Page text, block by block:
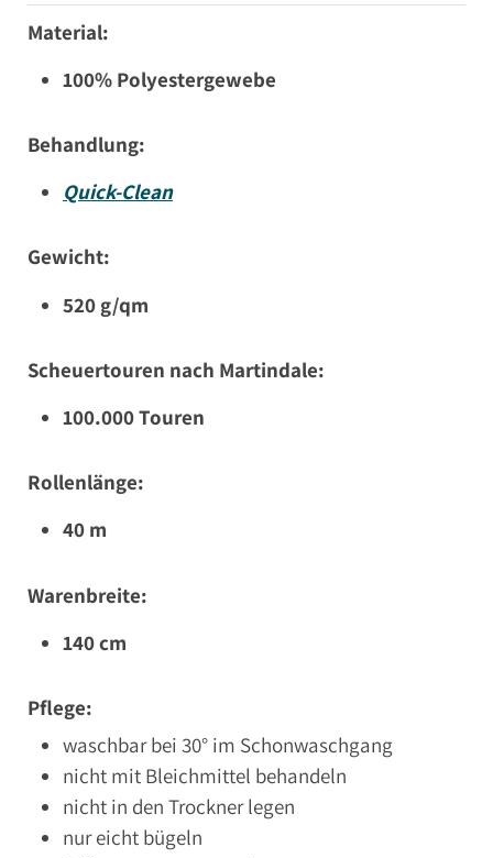
Material:
100% Polyestergewebe
Behandlung:
Quick-Clean
Gewicht:
520 g/qm
Scheuertouren nach Martindale:
100.000 Touren
Rollenlänge:
40 m
Warenbreite:
140 cm
Pflege:
waschbar bei 30° im Schonwaschgang
nicht mit Bleichmittel behandeln
nicht in den Trockner legen
nur eicht bügeln